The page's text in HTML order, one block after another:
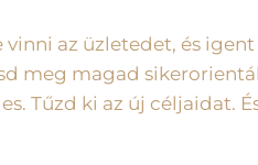
vinni az üzletedet, és
meg magad
Tűzd ki az új céljaidat.